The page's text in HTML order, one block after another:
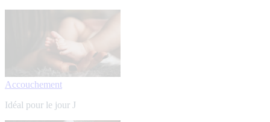
Accouchement
Idéal pour le jour J